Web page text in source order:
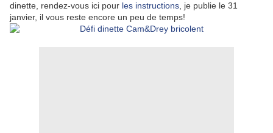
dinette, rendez-vous ici pour les instructions , je publie le 31
janvier, il vous reste encore un peu de temps!